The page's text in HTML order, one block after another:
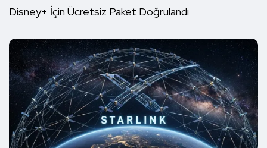
Disney+ İçin Ücretsiz Paket Doğrulandı